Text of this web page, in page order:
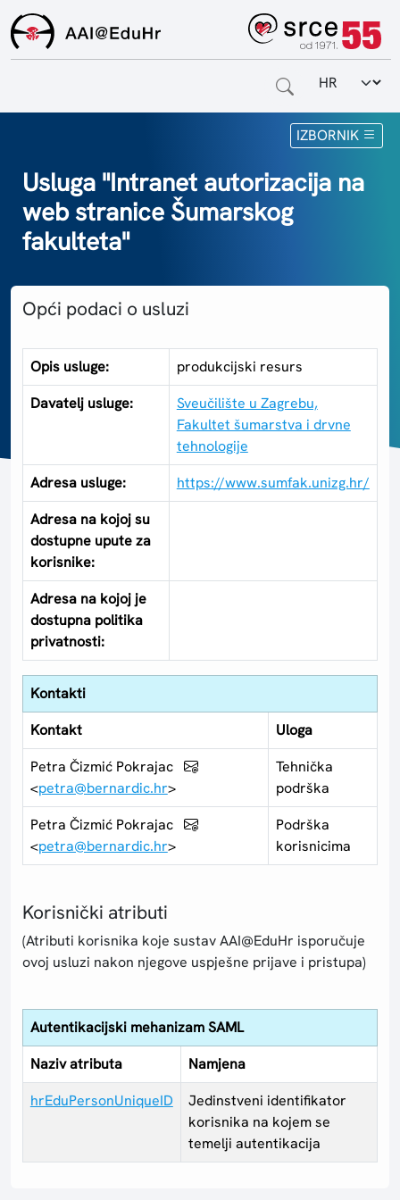
Odabir
IZBORNIK
Za krajnje korisnike
Za davatelje usluga
Usluga "Intranet autorizacija na
web stranice Šumarskog
fakulteta"
Opći podaci o usluzi
Opis usluge:
produkcijski resurs
Davatelj usluge:
Sveučilište u Zagrebu,
Fakultet šumarstva i drvne
tehnologije
Adresa usluge:
https://www.sumfak.unizg.hr/
Adresa na kojoj su
dostupne upute za
korisnike:
Adresa na kojoj je
dostupna politika
privatnosti:
Kontakti
Kontakt
Uloga
Petra Čizmić Pokrajac
<petra@bernardic.hr>
Tehnička
podrška
Petra Čizmić Pokrajac
<petra@bernardic.hr>
Podrška
korisnicima
Korisnički atributi
(Atributi korisnika koje sustav AAI@EduHr isporučuje
ovoj usluzi nakon njegove uspješne prijave i pristupa)
Autentikacijski mehanizam SAML
Naziv atributa
Namjena
hrEduPersonUniqueID
Jedinstveni identifikator
korisnika na kojem se
temelji autentikacija